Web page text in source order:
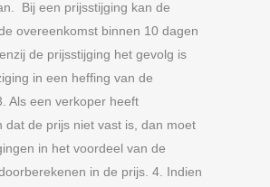
Bij een prijsstijging kan de
overeenkomst binnen 10 dagen
de prijsstijging het gevolg is
in een heffing van de
Als een verkoper heeft
dat de prijs niet vast is, dan moet
in het voordeel van de
in de prijs. 4. Indien